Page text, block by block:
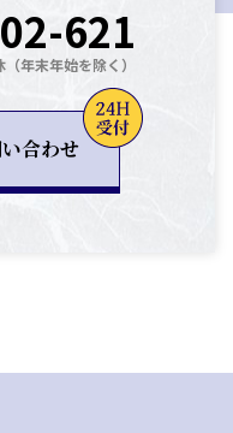
621
年末年始を除く）
合わせ